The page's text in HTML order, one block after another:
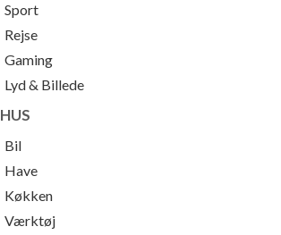
Sport
Rejse
Gaming
Lyd & Billede
HUS
Bil
Have
Køkken
Værktøj